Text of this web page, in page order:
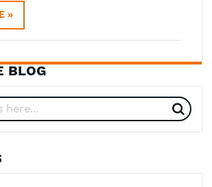
»
BLOG